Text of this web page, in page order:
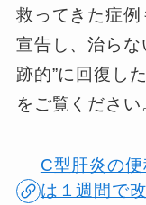
救ってきた症
宣告し、治らな
跡的”に回復し
をご覧ください
C型肝炎の
は１週間で